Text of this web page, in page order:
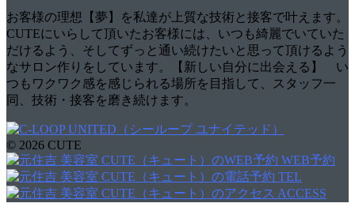
お客様の理想【夢】を私達が上質な技術と接客で叶えます。
CUTEにいらして頂いたお客様には、いつも綺麗でいていた
だけるよう、そしてずっと通い続けたいと思って頂けるよう
なサロン作りをしています。【新しい自分に出会える】 い
つもワクワク感を感じられる場所を目指して、スタッフ一
同、技術・接客を磨き続けます。
© 2026 CUTE
WEB予約
TEL
ACCESS